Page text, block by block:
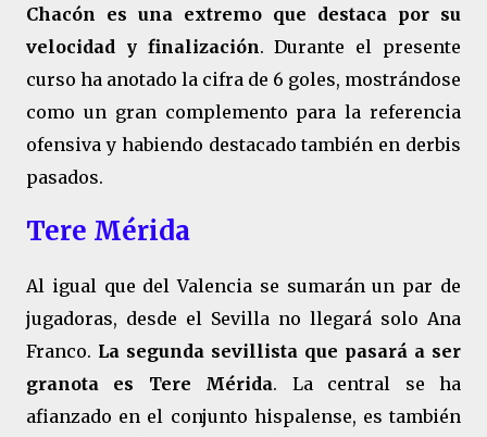
Chacón es una extremo que destaca por su
velocidad y finalización. Durante el presente
curso ha anotado la cifra de 6 goles, mostrándose
como un gran complemento para la referencia
ofensiva y habiendo destacado también en derbis
pasados.
Tere Mérida
Al igual que del Valencia se sumarán un par de
jugadoras, desde el Sevilla no llegará solo Ana
Franco. La segunda sevillista que pasará a ser
granota es Tere Mérida. La central se ha
afianzado en el conjunto hispalense, es también